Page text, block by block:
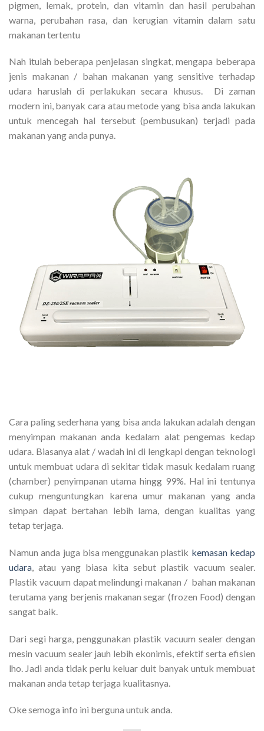
pigmen, lemak, protein, dan vitamin dan hasil perubahan
warna, perubahan rasa, dan kerugian vitamin dalam satu
makanan tertentu
Nah itulah beberapa penjelasan singkat, mengapa beberapa
jenis makanan / bahan makanan yang sensitive terhadap
udara haruslah di perlakukan secara khusus. Di zaman
modern ini, banyak cara atau metode yang bisa anda lakukan
untuk mencegah hal tersebut (pembusukan) terjadi pada
makanan yang anda punya.
Cara paling sederhana yang bisa anda lakukan adalah dengan
menyimpan makanan anda kedalam alat pengemas kedap
udara. Biasanya alat / wadah ini di lengkapi dengan teknologi
untuk membuat udara di sekitar tidak masuk kedalam ruang
(chamber) penyimpanan utama hingg 99%. Hal ini tentunya
cukup menguntungkan karena umur makanan yang anda
simpan dapat bertahan lebih lama, dengan kualitas yang
tetap terjaga.
Namun anda juga bisa menggunakan plastik kemasan kedap
udara, atau yang biasa kita sebut plastik vacuum sealer.
Plastik vacuum dapat melindungi makanan / bahan makanan
terutama yang berjenis makanan segar (frozen Food) dengan
sangat baik.
Dari segi harga, penggunakan plastik vacuum sealer dengan
mesin vacuum sealer jauh lebih ekonimis, efektif serta efisien
lho. Jadi anda tidak perlu keluar duit banyak untuk membuat
makanan anda tetap terjaga kualitasnya.
Oke semoga info ini berguna untuk anda.